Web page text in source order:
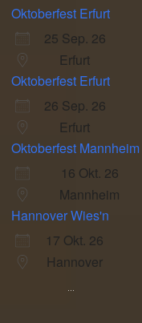
Oktoberfest Erfurt
25 Sep. 26
Erfurt
Oktoberfest Erfurt
26 Sep. 26
Erfurt
Oktoberfest Mannheim
16 Okt. 26
Mannheim
Hannover Wies'n
17 Okt. 26
Hannover
...